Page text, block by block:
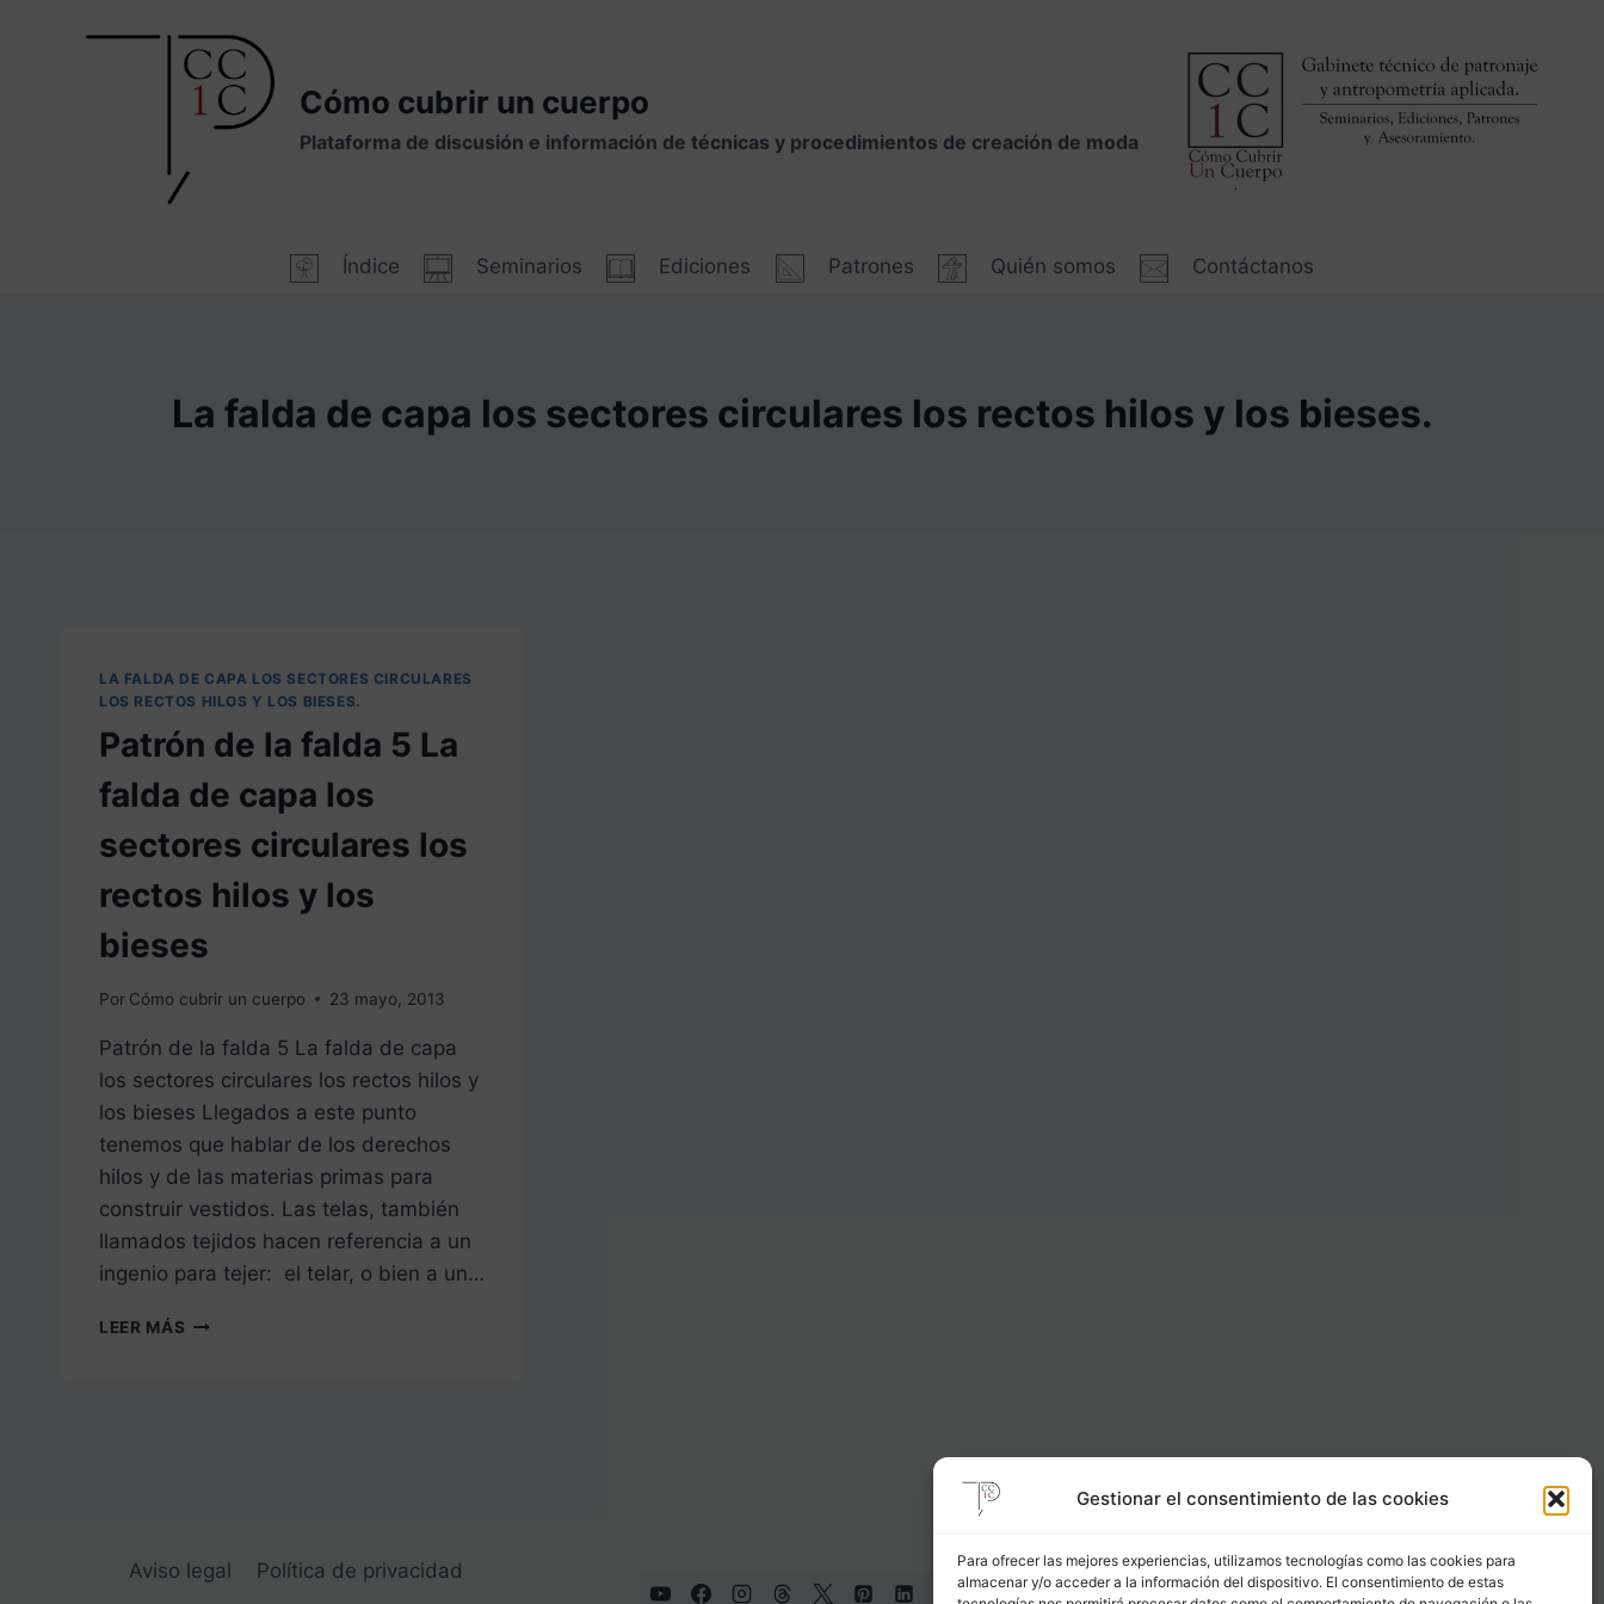
Gestionar el consentimiento de las cookies
Para ofrecer las mejores experiencias, utilizamos tecnologías como las cookies para
almacenar y/o acceder a la información del dispositivo. El consentimiento de estas
Cómo cubrir un cuerpo
Plataforma de discusión e información de técnicas y procedimientos de creación de moda
Índice Seminarios Ediciones Patrones Quién somos Contáctanos
La falda de capa los sectores circulares los rectos hilos y los bieses.
LA FALDA DE CAPA LOS SECTORES CIRCULARES
LOS RECTOS HILOS Y LOS BIESES.
Patrón de la falda 5 La
falda de capa los
sectores circulares los
rectos hilos y los
bieses
Por Cómo cubrir un cuerpo 23 mayo, 2013
Patrón de la falda 5 La falda de capa
los sectores circulares los rectos hilos y
los bieses Llegados a este punto
tenemos que hablar de los derechos
hilos y de las materias primas para
construir vestidos. Las telas, también
llamados tejidos hacen referencia a un
ingenio para tejer: el telar, o bien a un…
LEER MÁS PATRÓN
SECTORES
Aviso legal
Política de privacidad
Carrer Provença, 183